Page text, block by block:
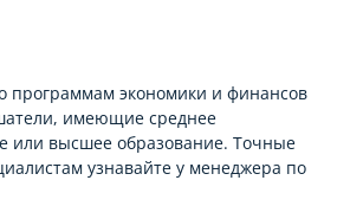
программам экономики и финансов
имеющие среднее
или высшее образование. Точные
узнавайте у менеджера по